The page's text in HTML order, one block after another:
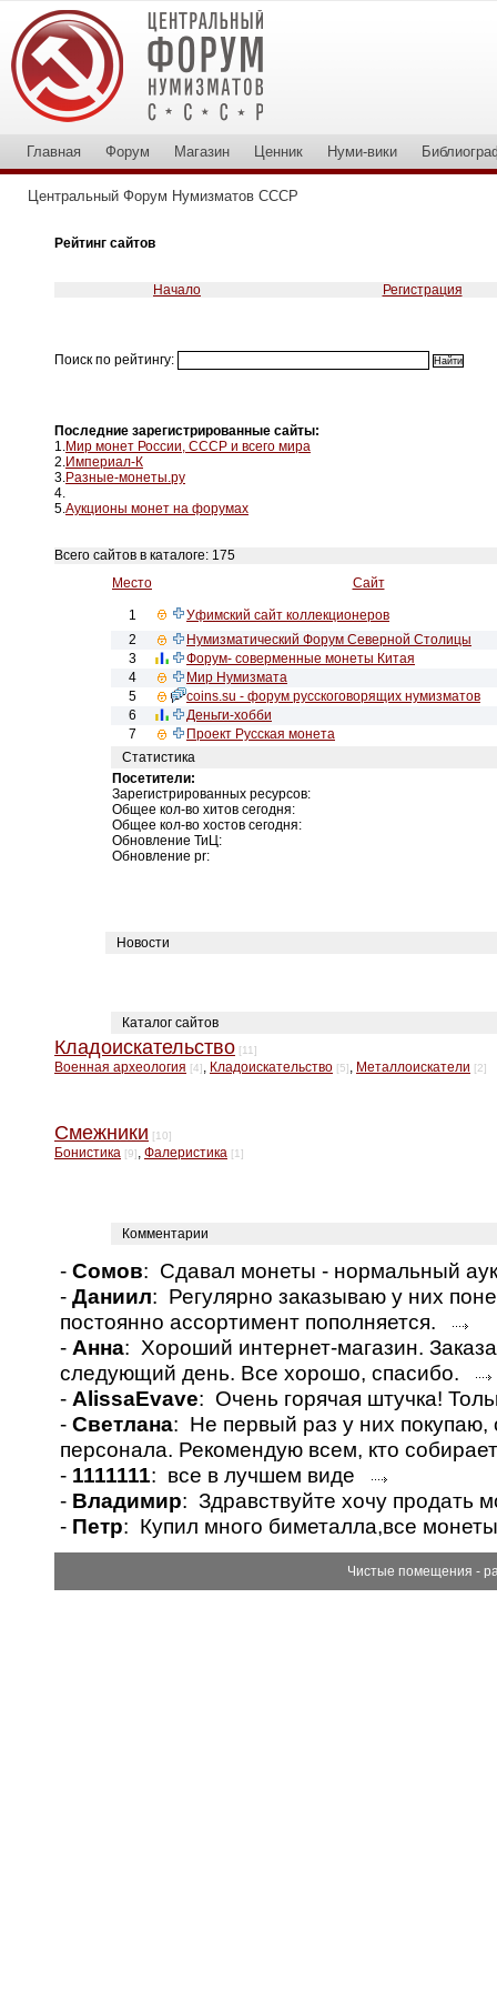
Главная Форум Магазин Ценник Нуми-вики
Центральный Форум Нумизматов СССР
Рейтинг сайтов
Начало Регистрация
Поиск по рейтингу:
Последние зарегистрированные сайты:
1.Мир монет России, СССР и всего мира
2.Империал-К
3.Разные-монеты.ру
4.
5.Аукционы монет на форумах
Всего сайтов в каталоге: 175
Место
Сайт
1
Уфимский сайт коллекционеров
2
Нумизматический Форум Северной Столицы
3
Форум- соверменные монеты Китая
4
Мир Нумизмата
5
coins.su - форум русскоговорящих нумизматов
6
Деньги-хобби
7
Проект Русская монета
Статистика
Посетители:
Зарегистрированных ресурсов:
Общее кол-во хитов сегодня:
Общее кол-во хостов сегодня:
Обновление ТиЦ:
Обновление pr:
Новости
Каталог сайтов
Кладоискательство [11]
Военная археология [4], Кладоискательство [5], Металлоискатели [2]
Смежники [10]
Бонистика [9], Фалеристика [1]
Комментарии
- Сомов: Сдавал монеты - нормальный
- Даниил: Регулярно заказываю у них
постоянно ассортимент пополняется.
- Анна: Хороший интернет-магазин.
следующий день. Все хорошо, спасибо.
- AlissaEvave: Очень горячая штучка!
- Светлана: Не первый раз у них
персонала. Рекомендую всем, кто
- 1111111: все в лучшем виде
- Владимир: Здравствуйте хочу продать
- Петр: Купил много биметалла,все
Чистые помещения -